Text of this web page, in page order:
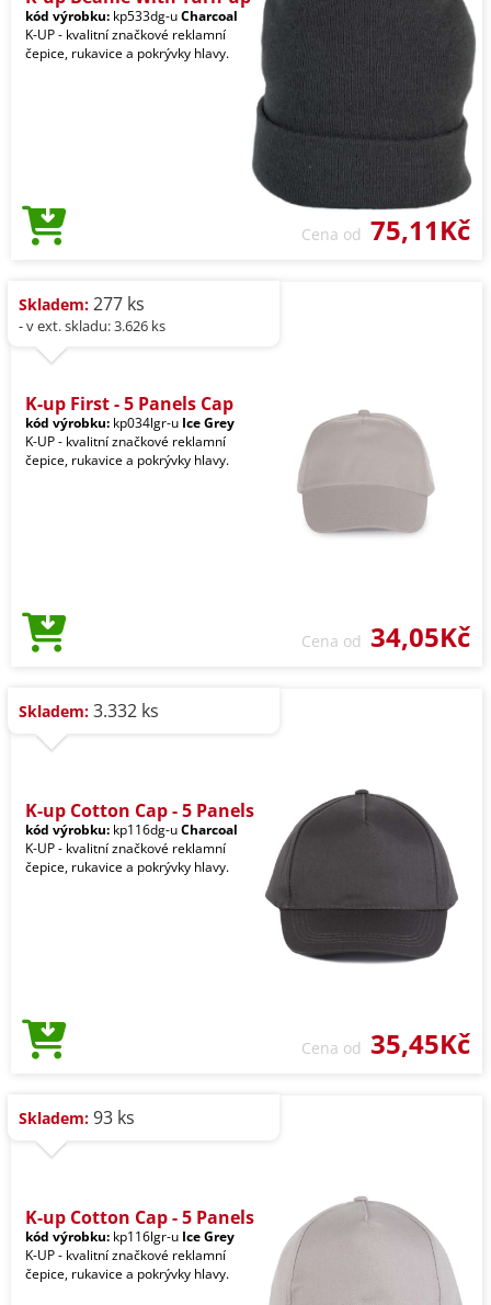
kód výrobku: kp533dg-uCharcoal
K-UP - kvalitní značkové reklamní
čepice, rukavice a pokrývky hlavy.
Cena od 75,11Kč
Skladem: 277 ks
- v ext. skladu: 3.626 ks
K-up First - 5 Panels Cap
kód výrobku: kp034lgr-u Ice Grey
K-UP - kvalitní značkové reklamní
čepice, rukavice a pokrývky hlavy.
Cena od 34,05Kč
Skladem: 3.332 ks
K-up Cotton Cap - 5 Panels
kód výrobku: kp116dg-uCharcoal
K-UP - kvalitní značkové reklamní
čepice, rukavice a pokrývky hlavy.
Cena od 35,45Kč
Skladem: 93 ks
K-up Cotton Cap - 5 Panels
kód výrobku: kp116lgr-u Ice Grey
K-UP - kvalitní značkové reklamní
čepice, rukavice a pokrývky hlavy.